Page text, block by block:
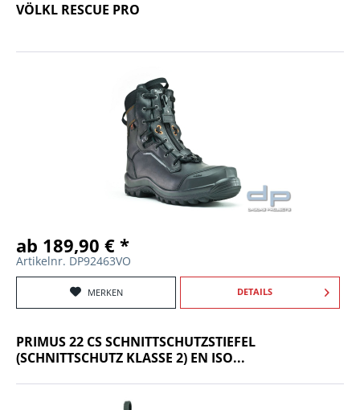
VÖLKL RESCUE PRO
ab 189,90 € *
Artikelnr. DP92463VO
MERKEN DETAILS
PRIMUS 22 CS SCHNITTSCHUTZSTIEFEL
(SCHNITTSCHUTZ KLASSE 2) EN ISO...